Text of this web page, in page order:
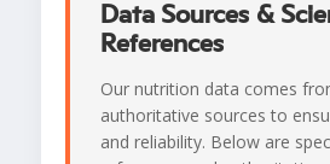
Data Sources &
References
Our nutrition data comes
authoritative sources to
and reliability. Below are